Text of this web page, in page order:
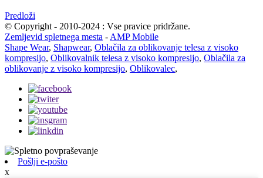
Predloži
© Copyright - 2010-2024 : Vse pravice pridržane.
Zemljevid spletnega mesta -AMP Mobile
Shape Wear, Shapwear, Oblačila za oblikovanje telesa z visoko
kompresijo, Oblikovalnik telesa z visoko kompresijo, Oblačila za
oblikovanje z visoko kompresijo, Oblikovalec,
Pošlji e-pošto
x